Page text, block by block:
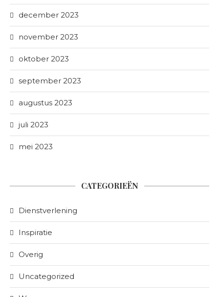
december 2023
november 2023
oktober 2023
september 2023
augustus 2023
juli 2023
mei 2023
CATEGORIEËN
Dienstverlening
Inspiratie
Overig
Uncategorized